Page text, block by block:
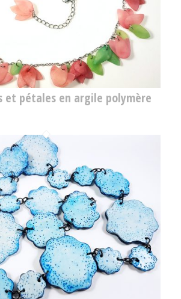
et pétales en argile polymère